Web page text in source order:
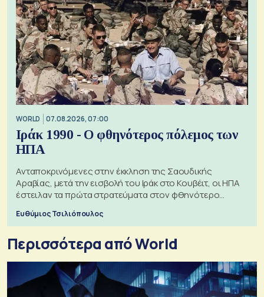
WORLD 07.08.2026, 07:00
Ιράκ 1990 - Ο φθηνότερος πόλεμος των
ΗΠΑ
Ανταποκρινόμενες στην έκκληση της Σαουδικής
Αραβίας, μετά την εισβολή του Ιράκ στο Κουβέιτ, οι ΗΠΑ
έστειλαν τα πρώτα στρατεύματα στον φθηνότερο
Ευθύμιος Τσιλιόπουλος
Περισσότερα από World